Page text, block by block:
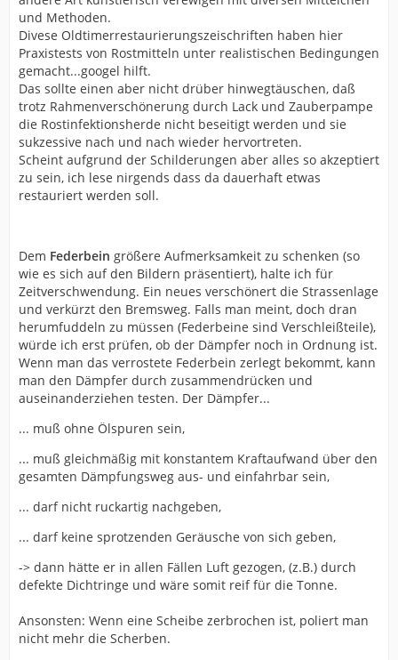
und Methoden.
Divese Oldtimerrestaurierungszeischriften haben hier
Praxistests von Rostmitteln unter realistischen Bedingungen
gemacht...googel hilft.
Das sollte einen aber nicht drüber hinwegtäuschen, daß
trotz Rahmenverschönerung durch Lack und Zauberpampe
die Rostinfektionsherde nicht beseitigt werden und sie
sukzessive nach und nach wieder hervortreten.
Scheint aufgrund der Schilderungen aber alles so akzeptiert
zu sein, ich lese nirgends dass da dauerhaft etwas
restauriert werden soll.
Dem Federbein größere Aufmerksamkeit zu schenken (so
wie es sich auf den Bildern präsentiert), halte ich für
Zeitverschwendung. Ein neues verschönert die Strassenlage
und verkürzt den Bremsweg. Falls man meint, doch dran
herumfuddeln zu müssen (Federbeine sind Verschleißteile),
würde ich erst prüfen, ob der Dämpfer noch in Ordnung ist.
Wenn man das verrostete Federbein zerlegt bekommt, kann
man den Dämpfer durch zusammendrücken und
auseinanderziehen testen. Der Dämpfer...
... muß ohne Ölspuren sein,
... muß gleichmäßig mit konstantem Kraftaufwand über den
gesamten Dämpfungsweg aus- und einfahrbar sein,
... darf nicht ruckartig nachgeben,
... darf keine sprotzenden Geräusche von sich geben,
-> dann hätte er in allen Fällen Luft gezogen, (z.B.) durch
defekte Dichtringe und wäre somit reif für die Tonne.
Ansonsten: Wenn eine Scheibe zerbrochen ist, poliert man
nicht mehr die Scherben.